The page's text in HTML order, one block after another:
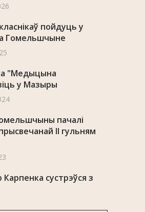
пойдуць у
Гомельшчыне
"Медыцына
у Мазыры
пачалі
II гульням
сустрэўся з